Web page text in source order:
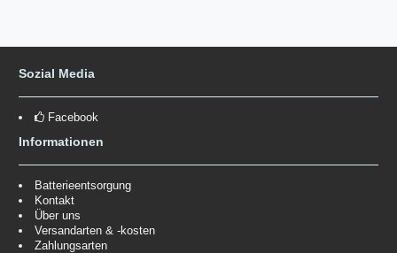
Sozial Media
Facebook
Informationen
Batterieentsorgung
Kontakt
Über uns
Versandarten & -kosten
Zahlungsarten